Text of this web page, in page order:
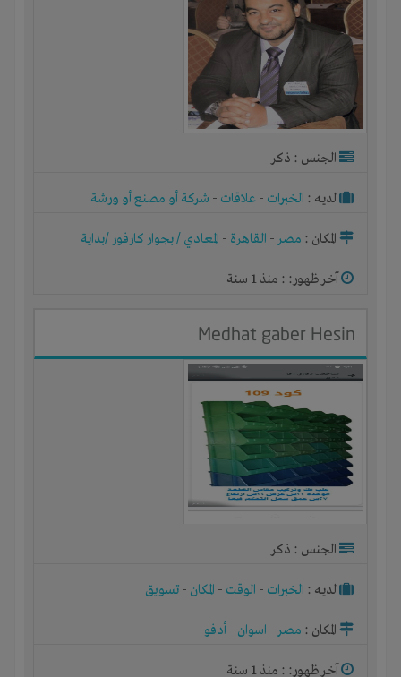
الجنس : ذكر
لديـه : الخبرات - علاقات - شركة أو مصنع أو ورشة
المكان : مصر- القاهرة - المعادي / بجوار كارفور /بداية
آخر ظهور: : منذ 1 سنة
Medhat gaber Hesin
الجنس : ذكر
لديـه : الخبرات - الوقت - المكان - تسويق
المكان : مصر- اسوان - أدفو
آخر ظهور: : منذ 1 سنة